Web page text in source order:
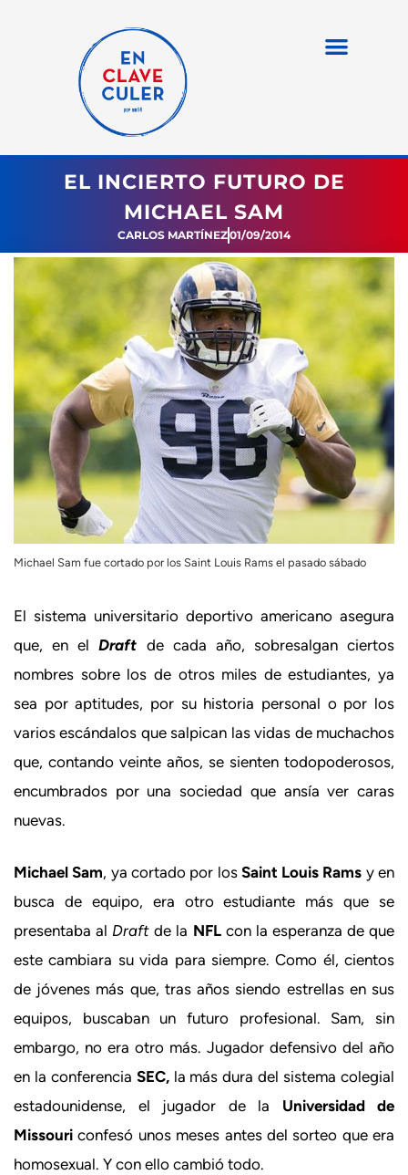
EL INCIERTO FUTURO DE
MICHAEL SAM
CARLOS MARTÍNEZ01/09/2014
Michael Sam fue cortado por los Saint Louis Rams el pasado sábado
El sistema universitario deportivo americano asegura
que, en elDraft de cada año, sobresalgan ciertos
nombres sobre los de otros miles de estudiantes, ya
sea por aptitudes, por su historia personal o por los
varios escándalos que salpican las vidas de muchachos
que, contando veinte años, se sienten todopoderosos,
encumbrados por una sociedad que ansía ver caras
nuevas.
Michael Sam, ya cortado por los Saint Louis Rams y en
busca de equipo, era otro estudiante más que se
presentaba al Draftde la NFLcon la esperanza de que
este cambiara su vida para siempre. Como él, cientos
de jóvenes más que, tras años siendo estrellas en sus
equipos, buscaban un futuro profesional. Sam, sin
embargo, no era otro más. Jugador defensivo del año
en la conferencia SEC,la más dura del sistema colegial
estadounidense, el jugador de la Universidad de
Missouri confesó unos meses antes del sorteo que era
homosexual. Y con ello cambió todo.